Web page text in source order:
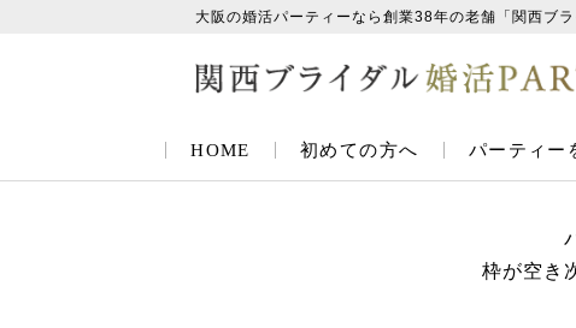
大阪の婚活パーティーなら創業38年の老舗「関西ブラ
HOME 初めての方へ パーティー
枠が空き